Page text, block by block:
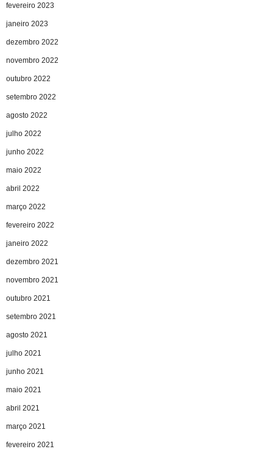
fevereiro 2023
janeiro 2023
dezembro 2022
novembro 2022
outubro 2022
setembro 2022
agosto 2022
julho 2022
junho 2022
maio 2022
abril 2022
março 2022
fevereiro 2022
janeiro 2022
dezembro 2021
novembro 2021
outubro 2021
setembro 2021
agosto 2021
julho 2021
junho 2021
maio 2021
abril 2021
março 2021
fevereiro 2021